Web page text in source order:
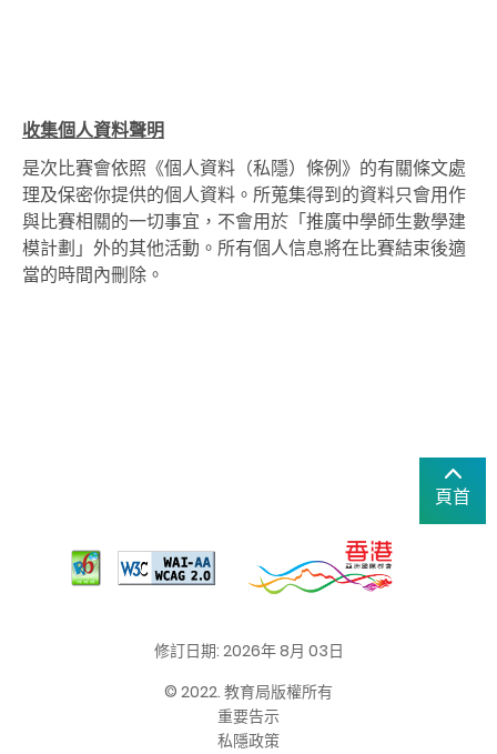
收集個人資料聲明
是次比賽會依照《個人資料（私隱）條例》的有關條文處
理及保密你提供的個人資料。所蒐集得到的資料只會用作
與比賽相關的一切事宜，不會用於「推廣中學師生數學建
模計劃」外的其他活動。所有個人信息將在比賽結束後適
當的時間內刪除。
頁首
修訂日期: 2026年 8月 03日
© 2022. 教育局版權所有
重要告示
私隱政策